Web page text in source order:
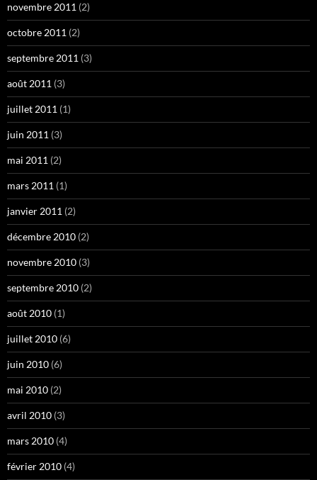
novembre 2011 (2)
octobre 2011 (2)
septembre 2011 (3)
août 2011 (3)
juillet 2011 (1)
juin 2011 (3)
mai 2011 (2)
mars 2011 (1)
janvier 2011 (2)
décembre 2010 (2)
novembre 2010 (3)
septembre 2010 (2)
août 2010 (1)
juillet 2010 (6)
juin 2010 (6)
mai 2010 (2)
avril 2010 (3)
mars 2010 (4)
février 2010 (4)